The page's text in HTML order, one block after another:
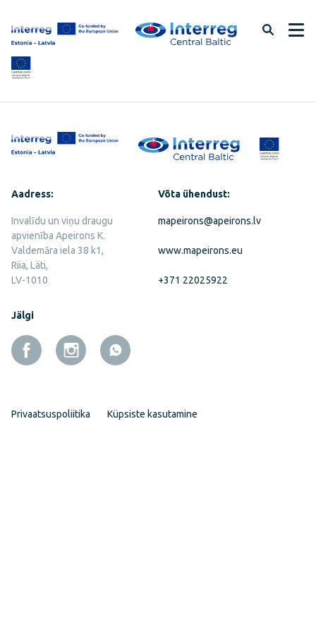
lehe
sisu
vahele
Aadress:
Invalīdu un viņu draugu
apvienība Apeirons K.
Valdemāra iela 38 k1,
Riia, Läti,
LV-1010
Võta ühendust:
mapeirons@apeirons.lv
www.mapeirons.eu
+371 22025922
Jälgi
Privaatsuspoliitika Küpsiste kasutamine